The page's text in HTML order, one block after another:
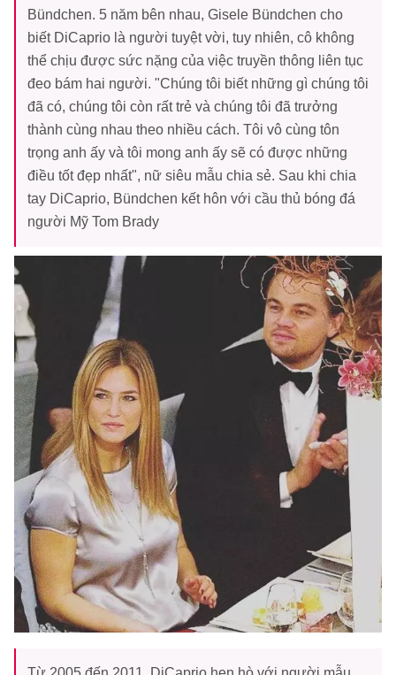
Bündchen. 5 năm bên nhau, Gisele Bündchen cho
biết DiCaprio là người tuyệt vời, tuy nhiên, cô không
thể chịu được sức nặng của việc truyền thông liên tục
đeo bám hai người. "Chúng tôi biết những gì chúng tôi
đã có, chúng tôi còn rất trẻ và chúng tôi đã trưởng
thành cùng nhau theo nhiều cách. Tôi vô cùng tôn
trọng anh ấy và tôi mong anh ấy sẽ có được những
điều tốt đẹp nhất", nữ siêu mẫu chia sẻ. Sau khi chia
tay DiCaprio, Bündchen kết hôn với cầu thủ bóng đá
người Mỹ Tom Brady